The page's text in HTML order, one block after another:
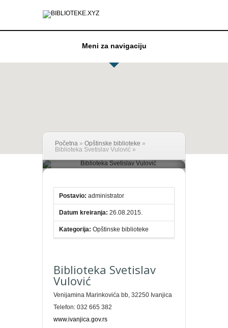
Meni za navigaciju
Početna » Opštinske biblioteke »
Biblioteka Svetislav Vulović »
Vulović
Postavio: administrator
Datum kreiranja: 26.08.2015.
Kategorija: Opštinske biblioteke
Biblioteka Svetislav
Vulović
Venijamina Marinkovića bb, 32250 Ivanjica
Telefon: 032 665 382
www.ivanjica.gov.rs